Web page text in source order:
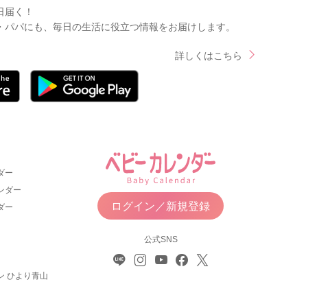
く！
パにも、毎日の生活に役立つ情報をお届けします。
詳しくはこちら
ー
ダー
ー
ひより青山
ログイン／新規登録
公式SNS